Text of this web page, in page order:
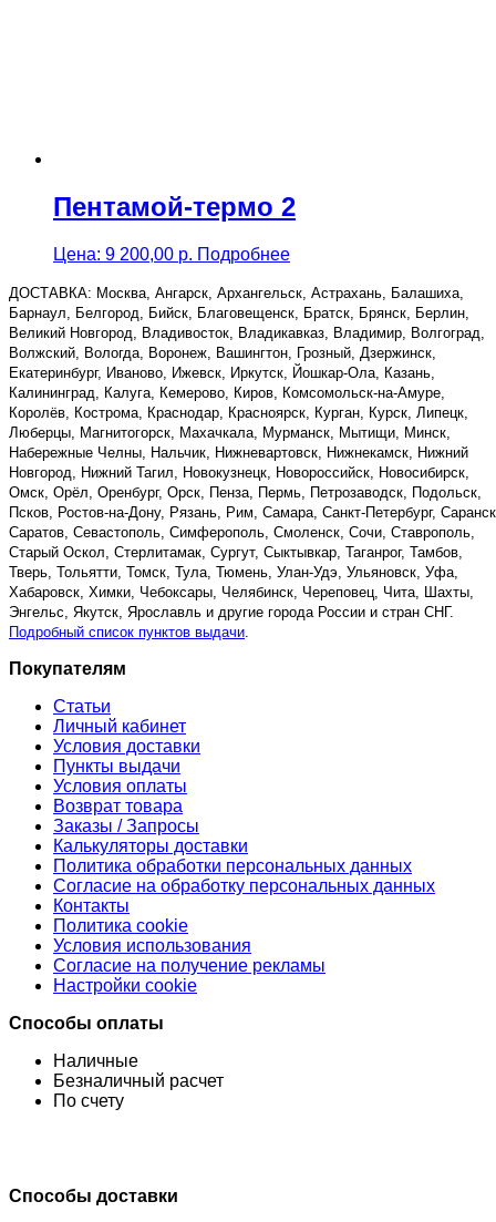
Пентамой-термо 2
Цена: 9 200,00 р. Подробнее
ДОСТАВКА: Москва, Ангарск, Архангельск, Астрахань, Балашиха,
Барнаул, Белгород, Бийск, Благовещенск, Братск, Брянск, Берлин,
Великий Новгород, Владивосток, Владикавказ, Владимир, Волгоград,
Волжский, Вологда, Воронеж, Вашингтон, Грозный, Дзержинск,
Екатеринбург, Иваново, Ижевск, Иркутск, Йошкар-Ола, Казань,
Калининград, Калуга, Кемерово, Киров, Комсомольск-на-Амуре,
Королёв, Кострома, Краснодар, Красноярск, Курган, Курск, Липецк,
Люберцы, Магнитогорск, Махачкала, Мурманск, Мытищи, Минск,
Набережные Челны, Нальчик, Нижневартовск, Нижнекамск, Нижний
Новгород, Нижний Тагил, Новокузнецк, Новороссийск, Новосибирск,
Омск, Орёл, Оренбург, Орск, Пенза, Пермь, Петрозаводск, Подольск,
Псков, Ростов-на-Дону, Рязань, Рим, Самара, Санкт-Петербург,
Саратов, Севастополь, Симферополь, Смоленск, Сочи, Ставрополь,
Старый Оскол, Стерлитамак, Сургут, Сыктывкар, Таганрог, Тамбов,
Тверь, Тольятти, Томск, Тула, Тюмень, Улан-Удэ, Ульяновск, Уфа,
Хабаровск, Химки, Чебоксары, Челябинск, Череповец, Чита, Шахты,
Энгельс, Якутск, Ярославль и другие города России и стран СНГ.
Подробный список пунктов выдачи
Покупателям
Статьи
Личный кабинет
Условия доставки
Пункты выдачи
Условия оплаты
Возврат товара
Заказы / Запросы
Калькуляторы доставки
Политика обработки персональных данных
Согласие на обработку персональных данных
Контакты
Политика cookie
Условия использования
Согласие на получение рекламы
Настройки cookie
Способы оплаты
Наличные
Безналичный расчет
По счету
Способы доставки